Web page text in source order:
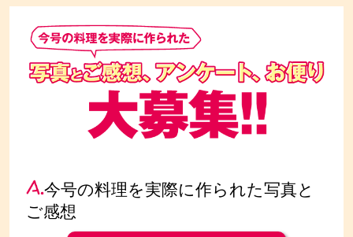
今号の料理を実際に作られた写真と
ご感想